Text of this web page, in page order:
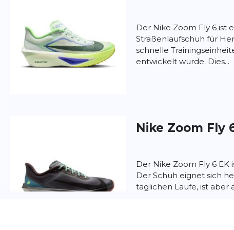
Der Nike Zoom Fly 6 ist
Straßenlaufschuh für
schnelle
entwickelt wurde. Dies...
Nike Zoom Fly
Der Nike Zoom Fly 6 EK
Der Schuh eignet sich
täglichen Läufe, ist aber